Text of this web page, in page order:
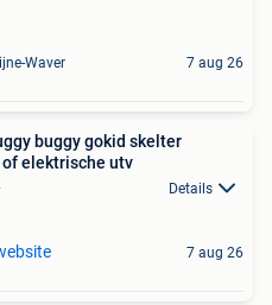
Waver 7 aug 26
buggy gokid skelter
of elektrische utv
Details
7 aug 26